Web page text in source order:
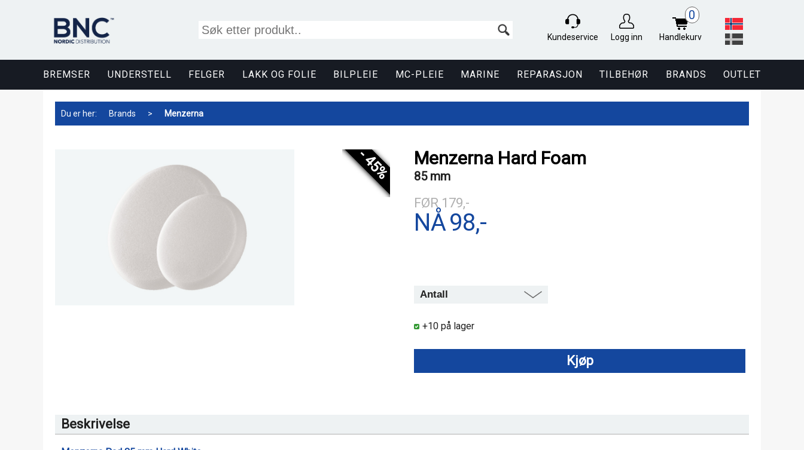
Kundeservice Logg inn
0
Handlekurv
BREMSER UNDERSTELL FELGER LAKK OG FOLIE BILPLEIE MC-PLEIE MARINE REPARASJON TILBEHØR BRANDS OUTLET
Du er her: Brands > Menzerna
- 45% Menzerna Hard Foam
85 mm
FØR 179,-
NÅ98,-
+10 på lager
Kjøp
Beskrivelse